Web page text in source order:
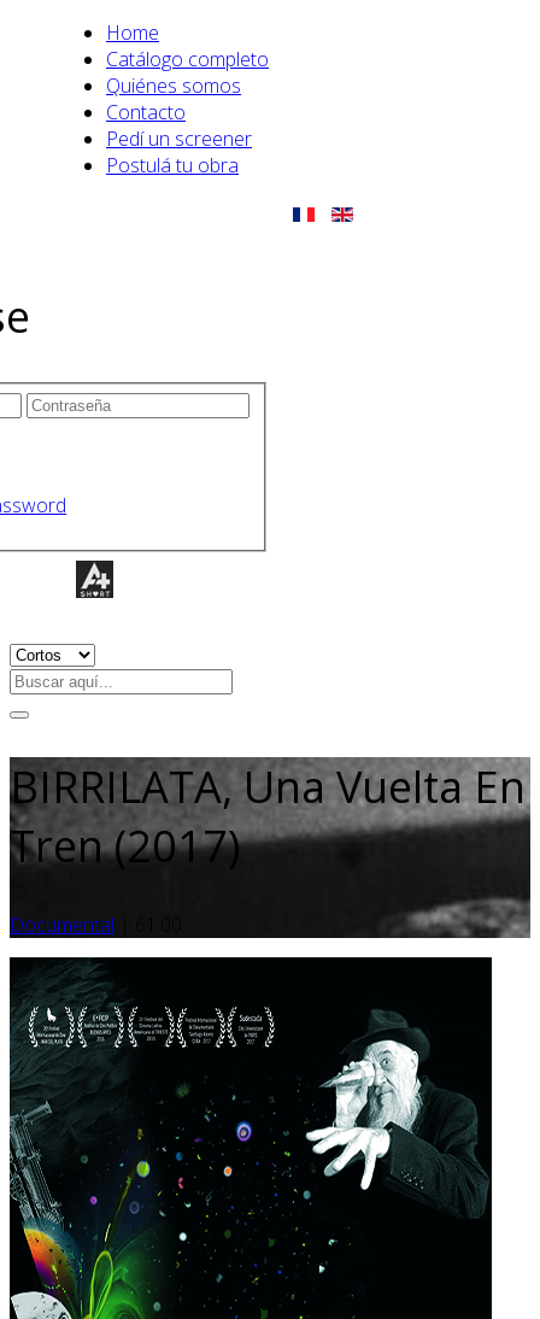
Home
Catálogo completo
Quiénes somos
Contacto
Pedí un screener
Postulá tu obra
BIRRILATA, Una Vuelta En
Tren (2017)
Documental